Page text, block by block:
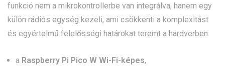
funkció nem a mikrokontrollerbe van integrálva, hanem egy
külön rádiós egység kezeli, ami csökkenti a komplexitást
és egyértelmű felelősségi határokat teremt a hardverben.
a Raspberry Pi Pico W Wi-Fi-képes,